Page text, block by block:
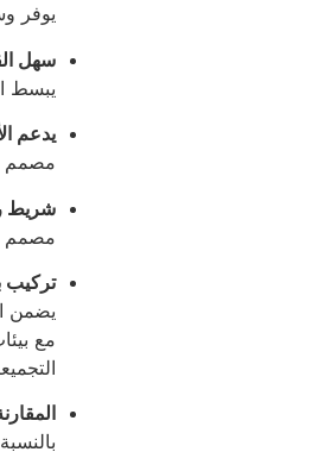
يوفر
سهل
يبسط
يدعم
مصمم
شريط
مصمم
تركيب
يضمن
مع